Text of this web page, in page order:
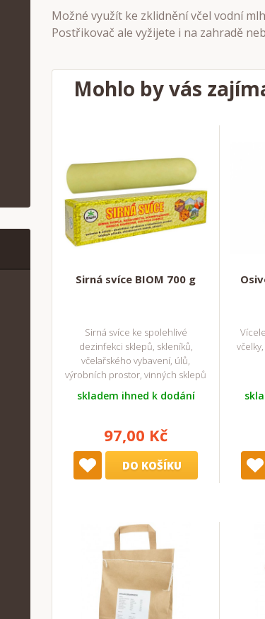
Možné využít ke zklidnění včel vodní
Postřikovač ale vyžijete i na zahradě
Mohlo by vás
Sirná svíce BIOM 700 g
Sirná svíce ke spolehlivé
dezinfekci sklepů, skleníků,
včelařského vybavení, úlů,
výrobních prostor, vinných sklepů
skladem ihned k dodání
97,00 Kč
DO KOŠÍKU